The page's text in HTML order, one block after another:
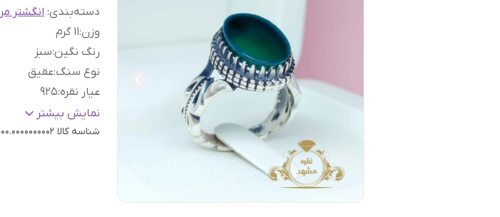
دسته‌بندی:انگشتر
وزن:۱۱ گرم
رنگ نگین:سبز
نوع سنگ:عقیق
عیار نقره:
925
سایز:دلخواه
نمایش بیشتر
شناسه کالا